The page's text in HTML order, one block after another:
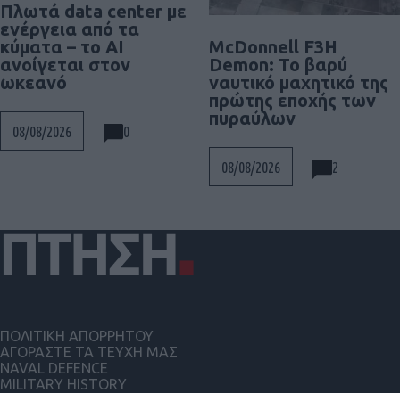
Πλωτά data center με
ενέργεια από τα
κύματα – το AI
ανοίγεται στον
ωκεανό
08/08/2026 0
McDonnell F3H
Demon: Το βαρύ
ναυτικό μαχητικό της
πρώτης εποχής των
πυραύλων
08/08/2026 2
ΠΟΛΙΤΙΚΗ ΑΠΟΡΡΗΤΟΥ
ΑΓΟΡΑΣΤΕ ΤΑ ΤΕΥΧΗ ΜΑΣ
NAVAL DEFENCE
MILITARY HISTORY